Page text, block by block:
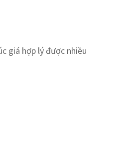
giá hợp lý được nhiều